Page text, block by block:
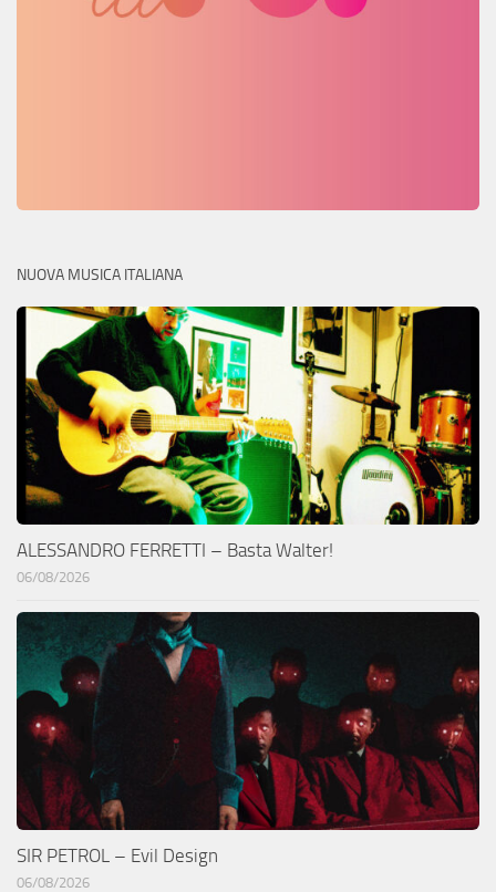
NUOVA MUSICA ITALIANA
ALESSANDRO FERRETTI – Basta Walter!
06/08/2026
SIR PETROL – Evil Design
06/08/2026